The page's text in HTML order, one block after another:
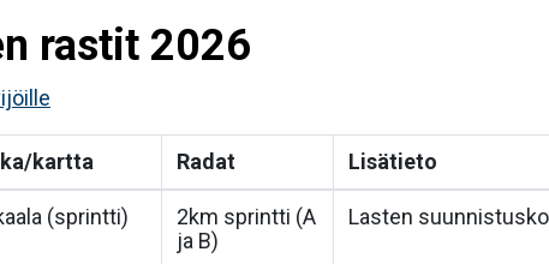
rastit 2026
kartta Radat Lisätieto
(sprintti)
2km sprintti (A
ja B)
Lasten